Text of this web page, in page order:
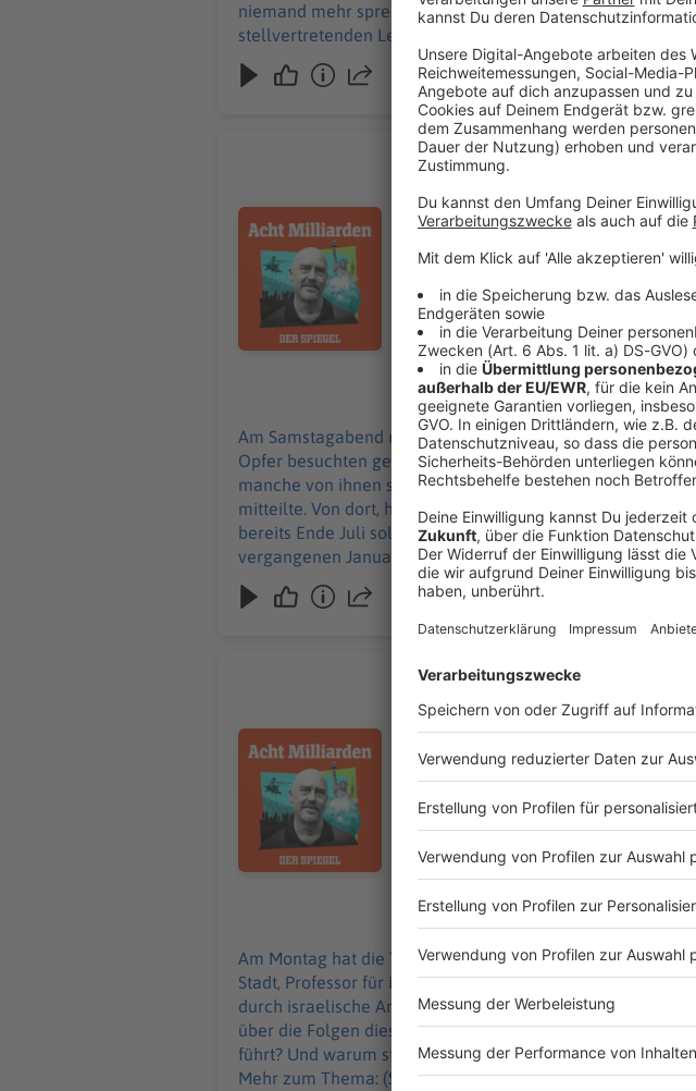
niemand mehr sprechen. In dieser Folge von »Acht
stellvertretenden Leiterin des Hauptstadtbüros des
erschienen. +++ Alle Infos zu unseren Werbepartnern finden Sie hier. Die SPIEGEL-Gruppe ist nicht für den Inhalt dieser Seite
verantwortlich. +++ Mehr Hintergründe zum Thema erhalten Sie mit SPIEGEL+. Entdecken Sie die digitale Welt des SPIEGEL,
unter spiegel.de/abonnieren finden Sie das passende Angebot. Alle SPIEGEL Podcasts finden Sie hier. Den SPIEGEL-
unserer Datenschutzerklärung.
Audiotitel - CSD-Anschlag: Warum der Attentäter den IS
CSD-Anschlag: Warum der
Am Samstagabend raste Abdul
Tiergarten, einige seiner Opfer
Polen und verletzte mehr als 30
Libanon gereist sein, wie die
weiter nach Syrien, um sich dem
soll er von den libanesischen
Im vergangenen Januar stufte ihn
Anschläge zuzutrauen sind. Schon
Terrormacht ein Jahrzehnt zuvor.
klassische Terrororganisation? Host
Autor von »Die schwarze Macht«. +++ Alle Infos zu unseren Werbepartnern finden Sie hier. Die SPIEGEL-
Gruppe ist nicht für den Inhalt dieser Seite verantwortlich. +++
Sie mit SPIEGEL+. Entdecken Sie die digitale Welt des SPIEGEL, unter spiegel.de/
Hier geht es zu unserem SPIEGEL Shop. Alle Newsletter vom SPIEGEL finden Sie hier. Hier geht
SPIEGEL Akademie. Sie möchten den SPIEGEL mitgestalten? Registrieren Sie sich bei SPIEGEL
30.07.2026 22:05 / 29min
Am Samstagabend raste Abdul Ballout mit einem Van
Opfer besuchten gerade den Christopher Street Day. Er
manche von ihnen schwer. Im Mai 2025 soll Ballout in
mitteilte. Von dort, heißt es, wollte er weiter nach Syrien,
bereits Ende Juli soll er von den libanesischen Behörden
vergangenen Januar stufte ihn das Berliner
sind. Schon 2025 hatte der IS in Syrien kaum noch etwas
Warum ist er mittlerweile mehr eine Marke als eine
Auslandsreporter Christoph Reuter, Autor von »Die schwarze Macht«. +++ Alle Infos zu unseren
SPIEGEL+. Entdecken Sie die digitale Welt des SPIEGEL, unter spiegel.de/abonnieren finden Sie das passende Angebot. Alle
SPIEGEL Podcasts finden Sie hier. Den SPIEGEL-WhatsApp-Kanal finden Sie hier. Hier geht es zu unserem SPIEGEL Shop. Alle
Newsletter vom SPIEGEL finden Sie hier. Hier geht es zur SPIEGEL Akademie. Sie möchten den SPIEGEL mitgestalten?
Audiotitel - Führungswechsel in Gaza: Wer ist der Mann,
Führungswechsel in Gaza: Wer
Am Montag hat die
geboren in Gaza-Stadt, Professor
Insgesamt 17 Angehörige hat al-
»Acht Milliarden« mit Israel-
Hamas, fast vierzig Jahre nach der
fällt alles mit US-Präsident Donald
Thema: (S+) Führungswechsel in
Akte: Einblicke in Israels Geheimdienst +++ Alle Infos zu unseren Werbepartnern finden Sie
SPIEGEL-Gruppe ist nicht für den Inhalt dieser Seite
erhalten Sie mit SPIEGEL+. Entdecken Sie die digitale Welt des
finden Sie das passende Angebot. Alle SPIEGEL Podcasts finden Sie hier. Den SPIEGEL-WhatsApp-Kanal
finden Sie hier. Hier geht es zu unserem SPIEGEL Shop. Alle Newsletter vom SPIEGEL finden Sie hier. Hier
geht es zur SPIEGEL Akademie. Sie möchten den SPIEGEL mitgestalten? Registrieren Sie sich bei SPIEGEL
24.07.2026 15:06 / 22min
Am Montag hat die Terrororganisation Hamas einen
Stadt, Professor für islamisches Recht, seit der Gründung
durch israelische Angriffe verloren. Host Juan Moreno
über die Folgen dieser Wahl. Wofür steht die Hamas, fast
führt? Und warum steht und fällt alles mit US-Präsident
Mehr zum Thema: (S+) Führungswechsel in Gaza: Was